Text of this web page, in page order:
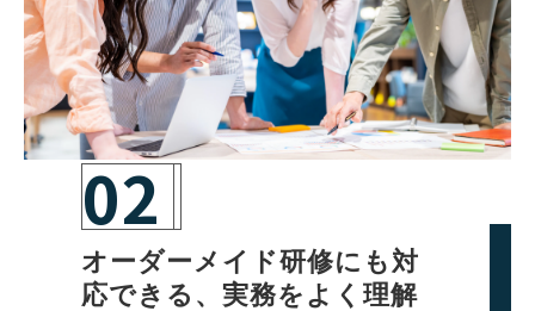
02
オーダーメイド研修にも対
応できる、実務をよく理解